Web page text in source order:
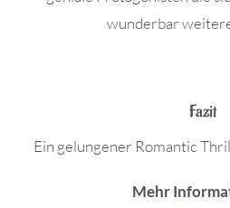
wunderbar
Fazit
Ein gelungener Romantic
Mehr